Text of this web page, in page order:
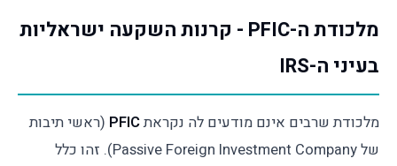
מלכודת ה-PFIC - קרנות השקעה ישראליות
בעיני ה-IRS
מלכודת שרבים אינם מודעים לה נקראתPFIC (ראשי תיבות
של Passive Foreign Investment Company). זהו כלל